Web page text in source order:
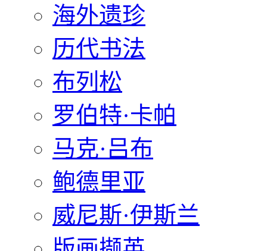
海外遗珍
历代书法
布列松
罗伯特·卡帕
马克·吕布
鲍德里亚
威尼斯·伊斯兰